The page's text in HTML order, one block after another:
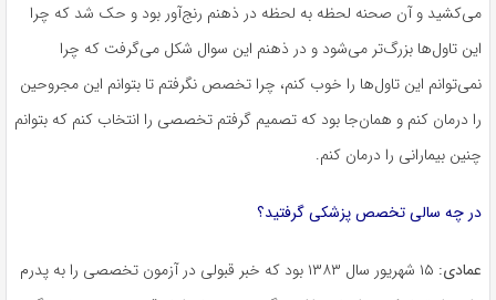
می‌کشید و آن صحنه لحظه به لحظه در ذهنم رنج‌آور بود و حک شد که چرا
این تاول‌ها بزرگ‌تر می‌شود و در ذهنم این سوال شکل می‌گرفت که چرا
نمی‌توانم این تاول‌ها را خوب کنم، چرا تخصص نگرفتم تا بتوانم این مجروحین
را درمان کنم و همان‌جا بود که تصمیم گرفتم تخصصی را انتخاب کنم که بتوانم
چنین بیمارانی را درمان کنم.
در چه سالی تخصص پزشکی گرفتید؟
عمادی:
۱۵ شهریور سال ۱۳۸۳ بود که خبر قبولی در آزمون تخصصی را به پدرم